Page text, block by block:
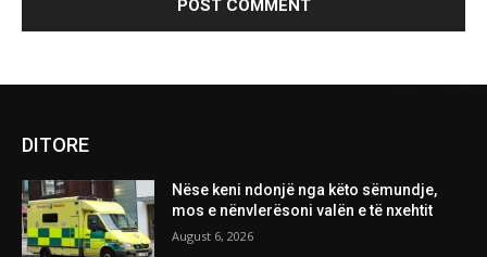
DITORE
Nëse keni ndonjë nga këto sëmundje,
mos e nënvlerësoni valën e të nxehtit
August 6, 2026